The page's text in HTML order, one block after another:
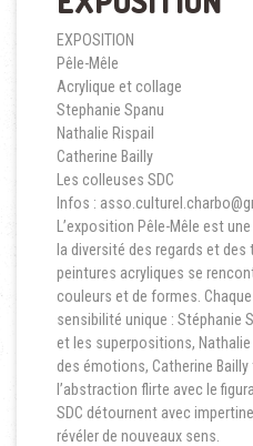
EXPOSITION
Pêle-Mêle
Acrylique et collage
Stephanie Spanu
Nathalie Rispail
Catherine Bailly
Les colleuses SDC
Infos :
L’exposition Pêle-Mêle est
la diversité des regards et
peintures acryliques se
couleurs et de formes.
sensibilité unique : Stéphanie
et les superpositions,
des émotions, Catherine
l’abstraction flirte avec le
SDC détournent avec
révéler de nouveaux sens.